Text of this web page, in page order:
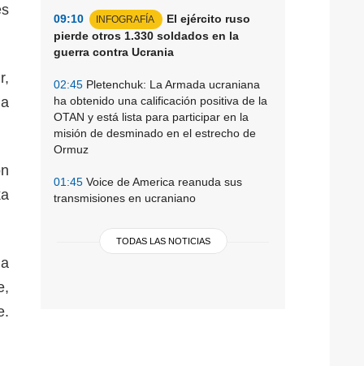
09:10 INFOGRAFÍA
El ejército ruso
pierde otros 1.330 soldados en la
guerra contra Ucrania
02:45 Pletenchuk: La Armada ucraniana
ha obtenido una calificación positiva de la
OTAN y está lista para participar en la
misión de desminado en el estrecho de
Ormuz
01:45 Voice de America reanuda sus
transmisiones en ucraniano
TODAS LAS NOTICIAS